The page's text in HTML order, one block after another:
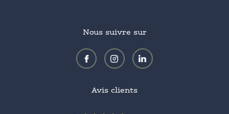
Nous suivre sur
Avis clients